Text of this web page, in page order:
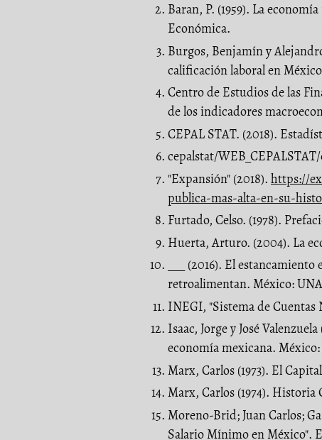
Baran, P. (1959). La
Económica.
Burgos, Benjamín y
calificación laboral en
Centro de Estudios de las
de los indicadores
CEPAL STAT. (2018).
cepalstat/
"Expansión" (2018). https://
publica-mas-alta-en-su-
Furtado, Celso. (1978).
Huerta, Arturo. (2004). La
___ (2016). El
retroalimentan. México:
INEGI, "Sistema de
Isaac, Jorge y José
economía mexicana. México:
Marx, Carlos (1973). El
Marx, Carlos (1974). Historia
Moreno-Brid; Juan Carlos;
Salario Mínimo en México".